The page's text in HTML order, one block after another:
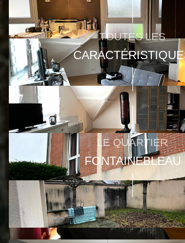
TOUTES LES
LE QUARTIER
FONTAINEBLEAU
Bus Commerce Ecole Sport
Parc, Jardin et Square Métro, gare et